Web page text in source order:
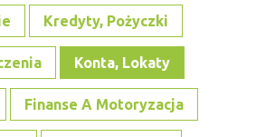
Kredyty, Pożyczki
Konta, Lokaty
Finanse A Motoryzacja